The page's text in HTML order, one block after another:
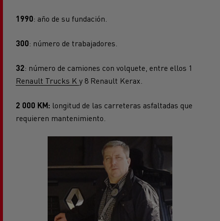
1990: año de su fundación.
300: número de trabajadores.
32: número de camiones con volquete, entre ellos 1
Renault Trucks K y 8 Renault Kerax.
2 000 KM: longitud de las carreteras asfaltadas que
requieren mantenimiento.